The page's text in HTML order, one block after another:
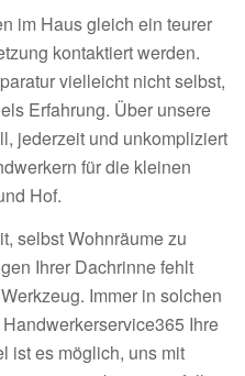
im Haus gleich ein teurer
kontaktiert werden.
vielleicht nicht selbst,
Erfahrung. Über unsere
jederzeit und unkompliziert
für die kleinen
Hof.
selbst Wohnräume zu
Ihrer Dachrinne fehlt
Immer in solchen
Ihre
ist es möglich, uns mit